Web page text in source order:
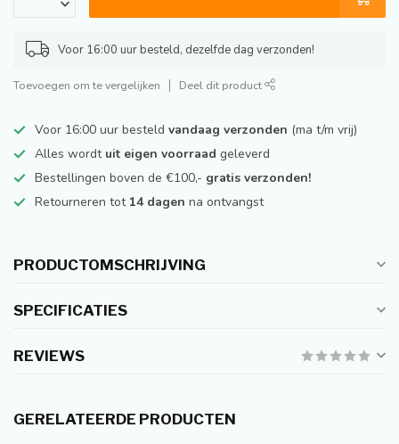
Voor 16:00 uur besteld, dezelfde dag verzonden!
Toevoegen om te vergelijken Deel dit product
Voor 16:00 uur besteld vandaag verzonden (ma t/m vrij)
Alles wordt uit eigen voorraad geleverd
Bestellingen boven de €100,- gratis verzonden!
Retourneren tot 14 dagen na ontvangst
PRODUCTOMSCHRIJVING
SPECIFICATIES
REVIEWS
GERELATEERDE PRODUCTEN